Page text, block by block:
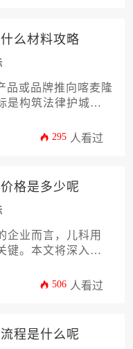
份兼具专业深度与
、最经济的方式完
场桥头堡。
么材料攻略
品或品牌推向喀麦隆
是构筑法律护城河
从资格证明、商标
管系统掌握在喀麦
避潜在风险，确保
295 人看过
格是多少呢
企业而言，儿科用
键。本文将深入剖
务、审查周期等，
506 人看过
程是什么呢